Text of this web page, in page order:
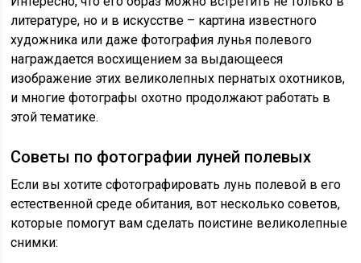
литературе, но и в искусстве – картина известного
художника или даже фотография лунья полевого
награждается восхищением за выдающееся
изображение этих великолепных пернатых охотников,
и многие фотографы охотно продолжают работать в
этой тематике.
Советы по фотографии луней полевых
Если вы хотите сфотографировать лунь полевой в его
естественной среде обитания, вот несколько советов,
которые помогут вам сделать поистине великолепные
снимки: